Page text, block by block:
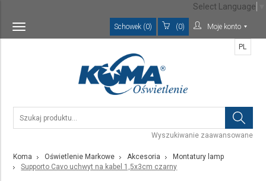
Toggle
navigation
Schowek (0) (0) Moje konto
Wyszukiwanie zaawansowane
PL
Koma Oświetlenie Markowe Akcesoria
Montatury lamp
Supporto Cavo uchwyt na kabel 1,5x3cm czarny
Select Language